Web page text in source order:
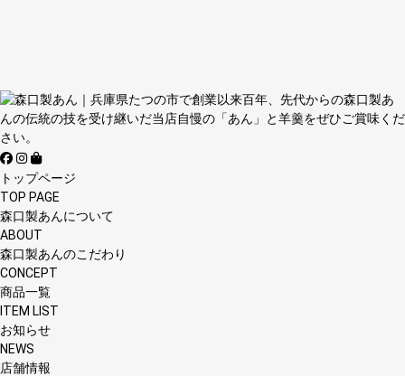
トップページ
TOP PAGE
森口製あんについて
ABOUT
森口製あんのこだわり
CONCEPT
商品一覧
ITEM LIST
お知らせ
NEWS
店舗情報